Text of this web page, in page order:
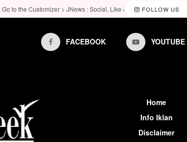
FOLLOW US
Go to the Customizer > JNews : Social, Like & View > Instagram
FACEBOOK YOUTUBE
Home
Info Iklan
Disclaimer